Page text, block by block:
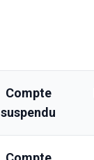
Compte
suspendu